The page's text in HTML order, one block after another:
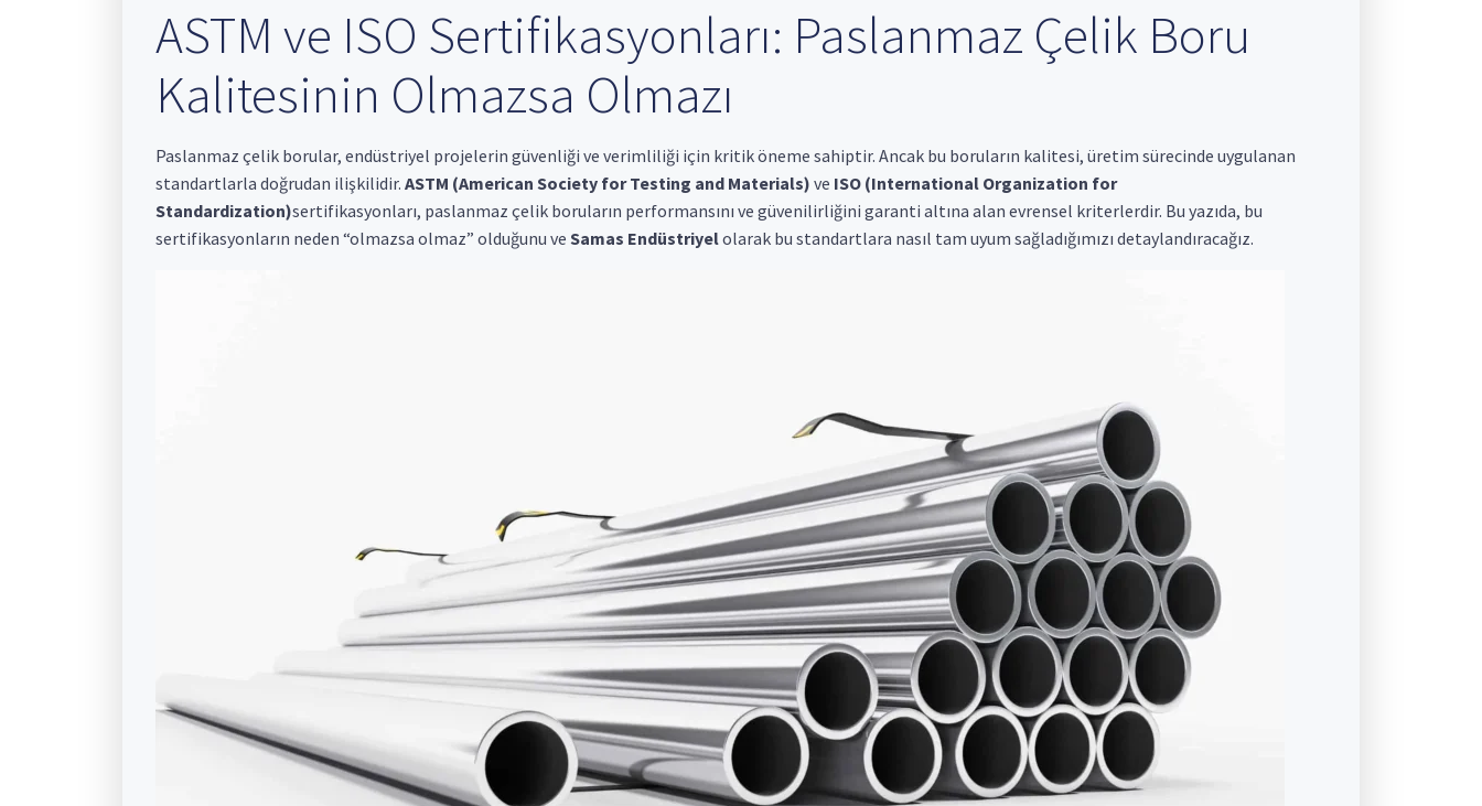
ASTM ve ISO Sertifikasyonları: Paslanmaz Çelik Boru
Kalitesinin Olmazsa Olmazı
Paslanmaz çelik borular, endüstriyel projelerin güvenliği ve verimliliği için kritik öneme sahiptir. Ancak bu boruların kalitesi, üretim sürecinde uygulanan
standartlarla doğrudan ilişkilidir. ASTM (American Society for Testing and Materials) ve ISO (International Organization for
Standardization)sertifikasyonları, paslanmaz çelik boruların performansını ve güvenilirliğini garanti altına alan evrensel kriterlerdir. Bu yazıda, bu
sertifikasyonların neden “olmazsa olmaz” olduğunu ve Samas Endüstriyelolarak bu standartlara nasıl tam uyum sağladığımızı detaylandıracağız.